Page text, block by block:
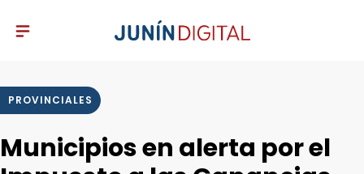
PROVINCIALES
Municipios en alerta por el